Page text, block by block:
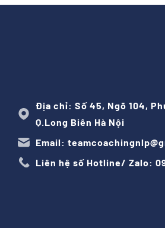
Địa chỉ: Số 45, Ngõ 104,
Q.Long Biên Hà Nội
Email:
Liên hệ số Hotline/ Zalo: